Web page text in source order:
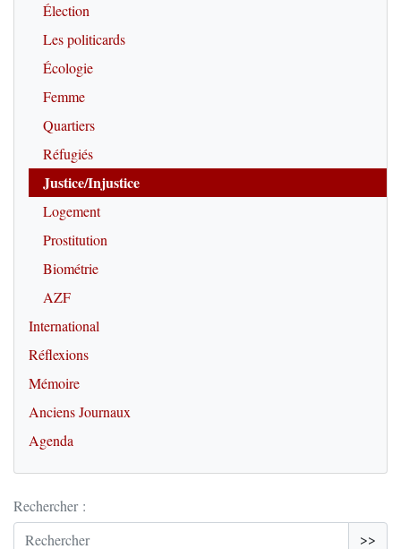
Élection
Les politicards
Écologie
Femme
Quartiers
Réfugiés
Justice/Injustice
Logement
Prostitution
Biométrie
AZF
International
Réflexions
Mémoire
Anciens Journaux
Agenda
Rechercher :
>>